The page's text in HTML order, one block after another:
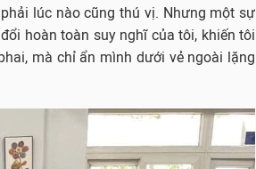
lúc nào cũng thú vị. Nhưng một sự
hoàn toàn suy nghĩ của tôi, khiến tôi
mà chỉ ẩn mình dưới vẻ ngoài lặng